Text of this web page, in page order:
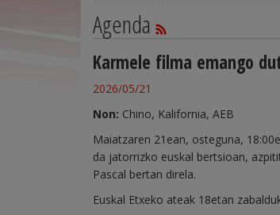
Agenda
Karmele filma emango
2026/05/21
Non: Chino, Kalifornia, AEB
Maiatzaren 21ean, osteguna,
da jatorrizko euskal bertsioan,
Pascal bertan direla.
Euskal Etxeko ateak 18etan